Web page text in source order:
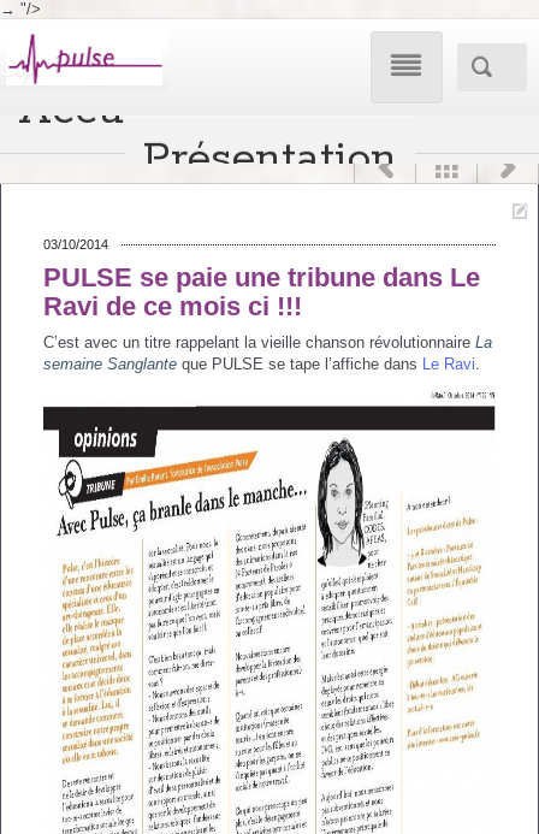
→ "/>

Aller
au
contenu
Accueil
Ateliers
Ateliers Adultes
Ateliers Parents
Atelier enfants
Nos evenements
publics
Nos idées
Ce qui se fait ailleurs
Présentation
Ateliers Adultes
Ateliers Parents
Ateliers Enfants
Portage de Paroles
Analyse des pratiques
Accompagnement
individuel
Enquête
Conscientisante
Pour s’informer
Le contrôle social
Bibliographie autour de
la sexualité
Bibliographie enfants
Vos questions
  
03/10/2014
PULSE se paie une tribune dans Le
Ravi de ce mois ci !!!
C’est avec un titre rappelant la vieille chanson révolutionnaire La
semaine Sanglante que PULSE se tape l’affiche dans Le Ravi
